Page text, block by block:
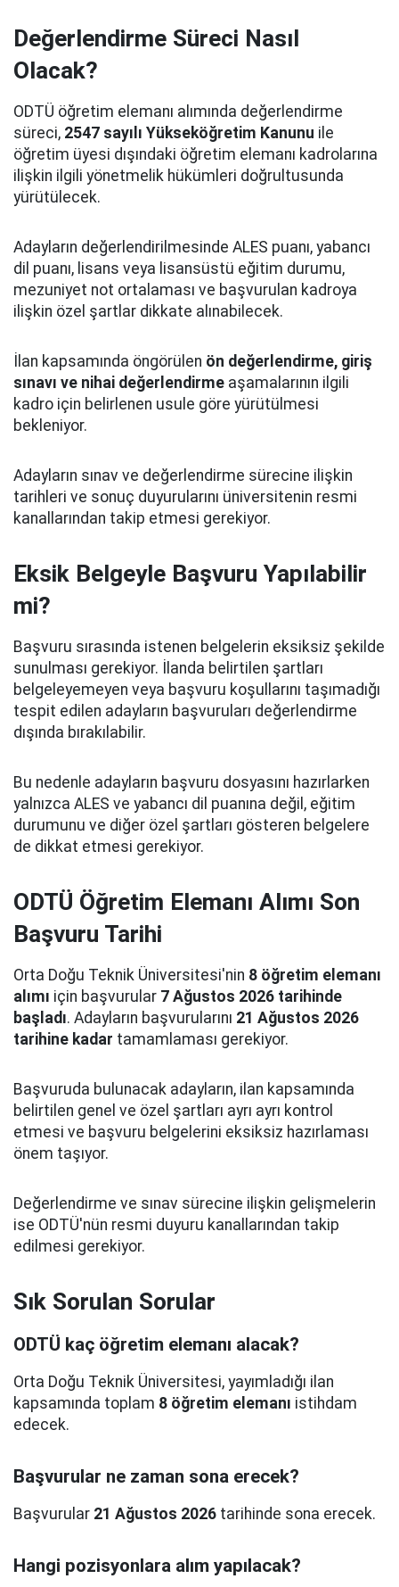
Değerlendirme Süreci Nasıl
Olacak?
ODTÜ öğretim elemanı alımında değerlendirme
süreci, 2547 sayılı Yükseköğretim Kanunu ile
öğretim üyesi dışındaki öğretim elemanı kadrolarına
ilişkin ilgili yönetmelik hükümleri doğrultusunda
yürütülecek.
Adayların değerlendirilmesinde ALES puanı, yabancı
dil puanı, lisans veya lisansüstü eğitim durumu,
mezuniyet not ortalaması ve başvurulan kadroya
ilişkin özel şartlar dikkate alınabilecek.
İlan kapsamında öngörülen ön değerlendirme, giriş
sınavı ve nihai değerlendirme aşamalarının ilgili
kadro için belirlenen usule göre yürütülmesi
bekleniyor.
Adayların sınav ve değerlendirme sürecine ilişkin
tarihleri ve sonuç duyurularını üniversitenin resmi
kanallarından takip etmesi gerekiyor.
Eksik Belgeyle Başvuru Yapılabilir
mi?
Başvuru sırasında istenen belgelerin eksiksiz şekilde
sunulması gerekiyor. İlanda belirtilen şartları
belgeleyemeyen veya başvuru koşullarını taşımadığı
tespit edilen adayların başvuruları değerlendirme
dışında bırakılabilir.
Bu nedenle adayların başvuru dosyasını hazırlarken
yalnızca ALES ve yabancı dil puanına değil, eğitim
durumunu ve diğer özel şartları gösteren belgelere
de dikkat etmesi gerekiyor.
ODTÜ Öğretim Elemanı Alımı Son
Başvuru Tarihi
Orta Doğu Teknik Üniversitesi'nin 8 öğretim elemanı
alımı için başvurular 7 Ağustos 2026 tarihinde
başladı. Adayların başvurularını 21 Ağustos 2026
tarihine kadar tamamlaması gerekiyor.
Başvuruda bulunacak adayların, ilan kapsamında
belirtilen genel ve özel şartları ayrı ayrı kontrol
etmesi ve başvuru belgelerini eksiksiz hazırlaması
önem taşıyor.
Değerlendirme ve sınav sürecine ilişkin gelişmelerin
ise ODTÜ'nün resmi duyuru kanallarından takip
edilmesi gerekiyor.
Sık Sorulan Sorular
ODTÜ kaç öğretim elemanı alacak?
Orta Doğu Teknik Üniversitesi, yayımladığı ilan
kapsamında toplam 8 öğretim elemanı istihdam
edecek.
Başvurular ne zaman sona erecek?
Başvurular 21 Ağustos 2026 tarihinde sona erecek.
Hangi pozisyonlara alım yapılacak?